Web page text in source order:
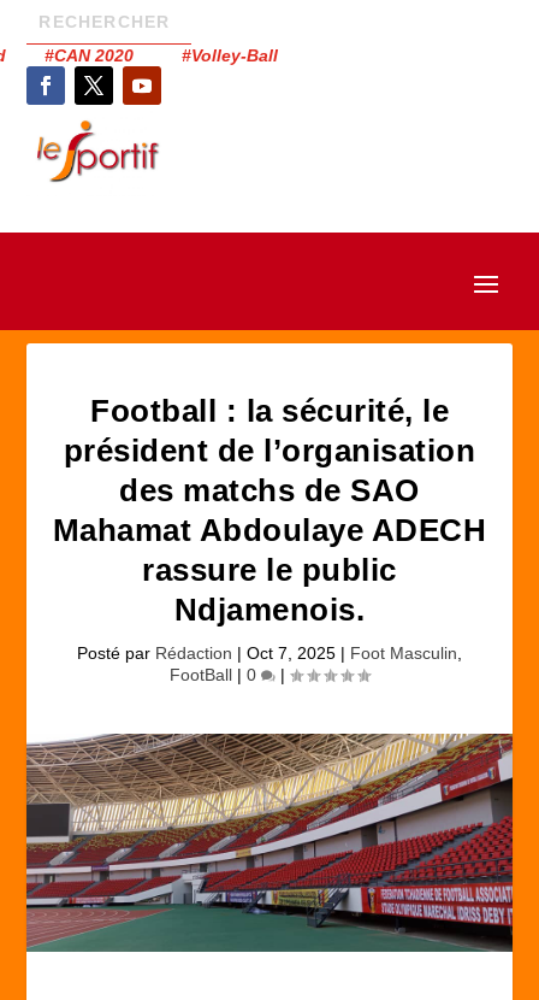
#CAN 2020 #Volley-Ball
Football : la sécurité, le
président de l’organisation
des matchs de SAO
Mahamat Abdoulaye ADECH
rassure le public
Ndjamenois.
Posté par Rédaction | Oct 7, 2025 | Foot Masculin
FootBall | 0 |